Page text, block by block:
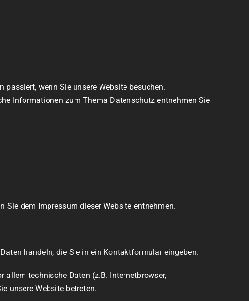
passiert, wenn Sie unsere Website besuchen.
Informationen zum Thema Datenschutz entnehmen Sie
Sie dem Impressum dieser Website entnehmen.
handeln, die Sie in ein Kontaktformular eingeben.
allem technische Daten (z.B. Internetbrowser,
unsere Website betreten.